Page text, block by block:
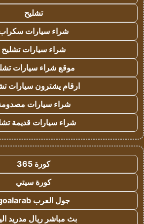
تشليح
شراء سيارات
شراء سيارات تشليح
موقع شراء سيارات
ارقام يشترون سيارات
شراء سيارات
شراء سيارات قديمة
كورة 365
كورة سيتي
جول العرب goalarab
بث مباشر ريال مدريد